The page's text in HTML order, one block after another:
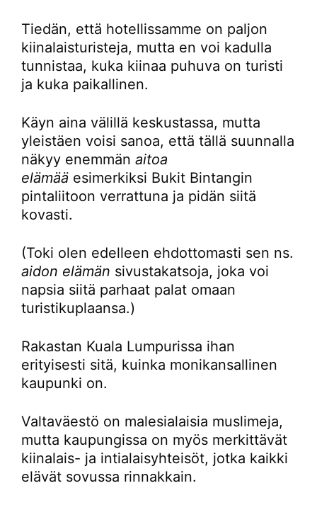
Tiedän, että hotellissamme on paljon
kiinalaisturisteja, mutta en voi kadulla
tunnistaa, kuka kiinaa puhuva on turisti
ja kuka paikallinen.
Käyn aina välillä keskustassa, mutta
yleistäen voisi sanoa, että tällä suunnalla
näkyy enemmän aitoa
elämää esimerkiksi Bukit Bintangin
pintaliitoon verrattuna ja pidän siitä
kovasti.
(Toki olen edelleen ehdottomasti sen ns.
aidon elämän sivustakatsoja, joka voi
napsia siitä parhaat palat omaan
turistikuplaansa.)
Rakastan Kuala Lumpurissa ihan
erityisesti sitä, kuinka monikansallinen
kaupunki on.
Valtaväestö on malesialaisia muslimeja,
mutta kaupungissa on myös merkittävät
kiinalais- ja intialaisyhteisöt, jotka kaikki
elävät sovussa rinnakkain.